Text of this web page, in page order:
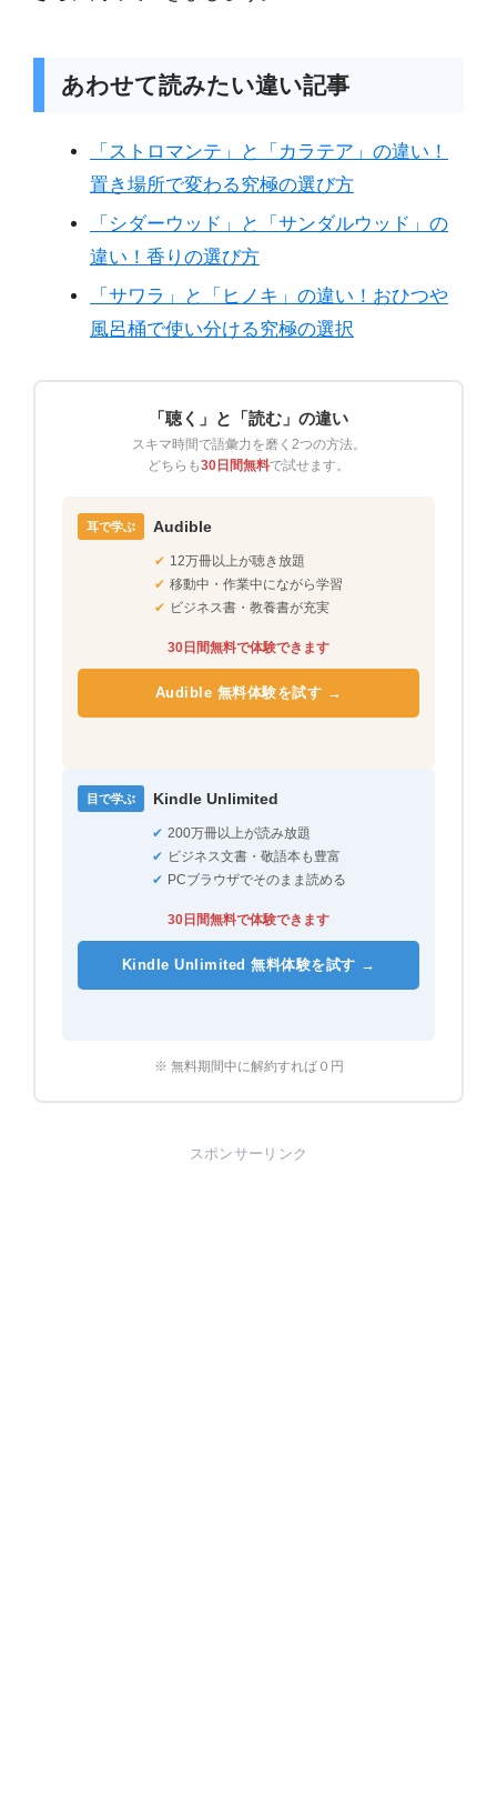
あわせて読みたい違い記事
「ストロマンテ」と「カラテア」の違い！
置き場所で変わる究極の選び方
「シダーウッド」と「サンダルウッド」の
違い！香りの選び方
「サワラ」と「ヒノキ」の違い！おひつや
風呂桶で使い分ける究極の選択
「聴く」と「読む」の違い
スキマ時間で語彙力を磨く2つの方法。
どちらも30日間無料で試せます。
耳で学ぶ Audible
✔ 12万冊以上が聴き放題
✔ 移動中・作業中にながら学習
✔ ビジネス書・教養書が充実
30日間無料で体験できます
Audible 無料体験を試す →
目で学ぶ Kindle Unlimited
✔ 200万冊以上が読み放題
✔ ビジネス文書・敬語本も豊富
✔ PCブラウザでそのまま読める
30日間無料で体験できます
Kindle Unlimited 無料体験を試す →
※ 無料期間中に解約すれば０円
スポンサーリンク